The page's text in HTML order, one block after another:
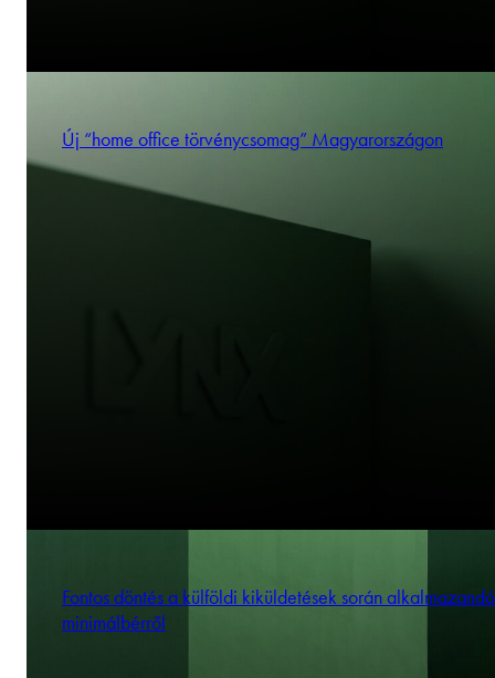
Új “home office törvénycsomag” Magyarországon
Fontos döntés a külföldi kiküldetések során alkalmazandó
minimálbérről